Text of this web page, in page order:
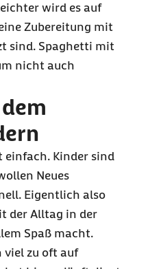
wird es auf
Zubereitung mit
sind. Spaghetti mit
nicht auch
einfach. Kinder sind
Neues
Eigentlich also
der Alltag in der
Spaß macht.
viel zu oft auf